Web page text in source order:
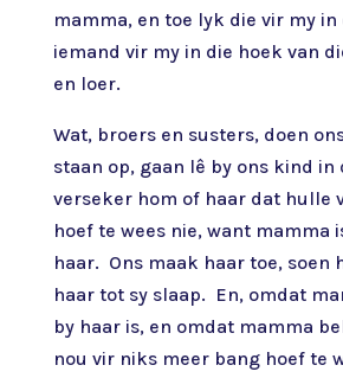
mamma, en toe lyk die vir my
iemand vir my in die hoek van
en loer.
Wat, broers en susters, doen
staan op, gaan lê by ons kind in
verseker hom of haar dat hulle
hoef te wees nie, want mamma
haar. Ons maak haar toe, soen
haar tot sy slaap. En, omdat
by haar is, en omdat mamma
nou vir niks meer bang hoef te